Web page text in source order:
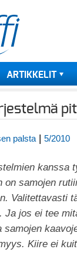
ARTIKKELIT
palsta| 5/2010
kanssa
on samojen
Valitettavasti
Ja jos ei tee
samojen
Kiire ei